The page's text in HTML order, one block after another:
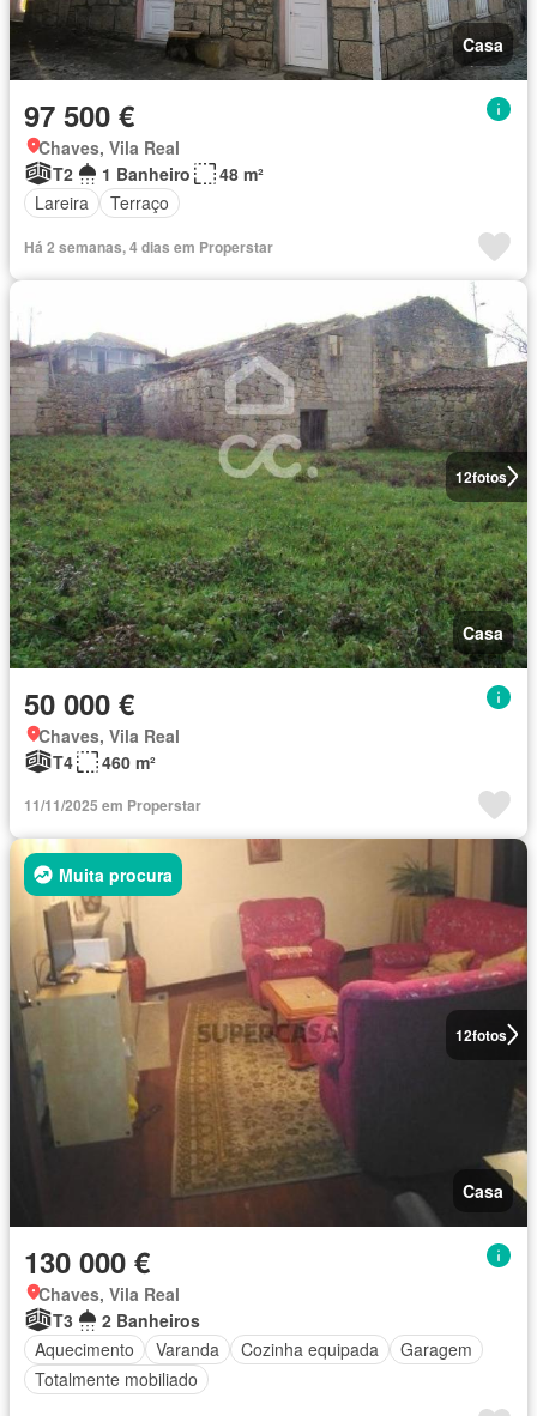
Casa
97 500 €
Chaves, Vila Real
T2
1 Banheiro
48 m²
Lareira
Terraço
Há 2 semanas, 4 dias em Properstar
12fotos
Casa
50 000 €
Chaves, Vila Real
T4
460 m²
11/11/2025 em Properstar
12fotos
Muita procura
Casa
130 000 €
Chaves, Vila Real
T3
2 Banheiros
Aquecimento
Varanda Cozinha equipada
Garagem
Totalmente mobiliado